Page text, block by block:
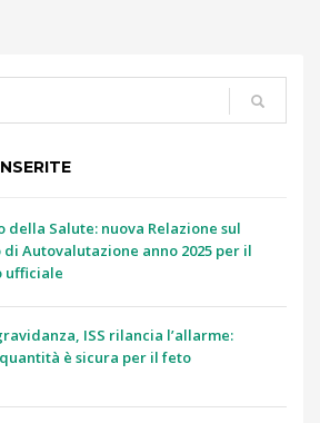
della Salute: nuova Relazione sul
di Autovalutazione anno 2025 per il
ufficiale
ISS rilancia l’allarme:
è sicura per il feto